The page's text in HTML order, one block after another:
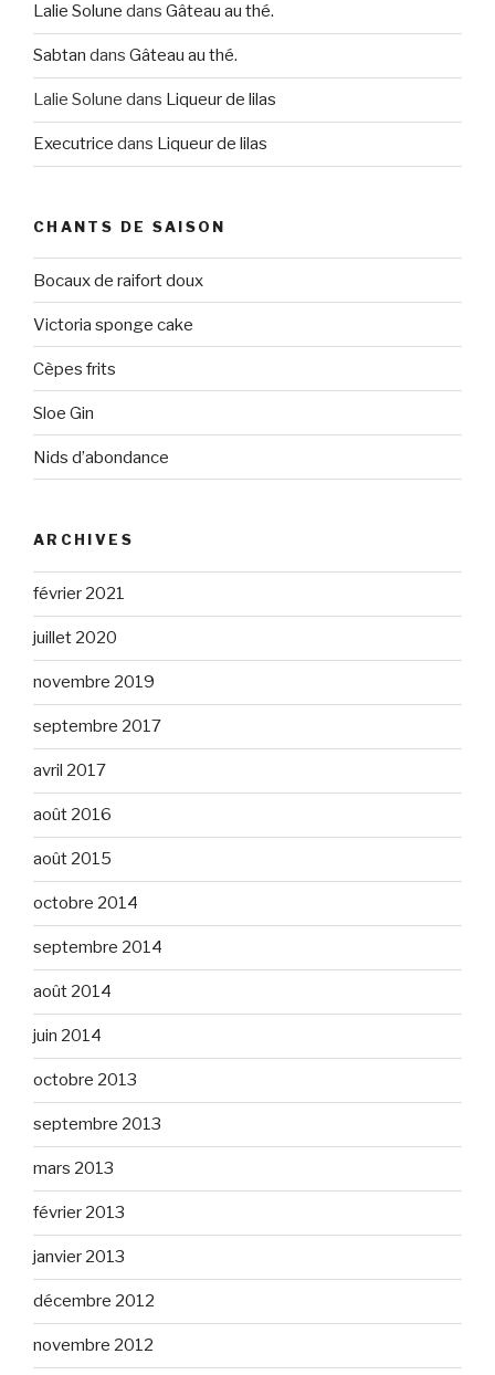
Lalie Solune dans Gâteau au thé.
Sabtan dans Gâteau au thé.
Lalie Solune dans Liqueur de lilas
Executrice dans Liqueur de lilas
CHANTS DE SAISON
Bocaux de raifort doux
Victoria sponge cake
Cèpes frits
Sloe Gin
Nids d’abondance
ARCHIVES
février 2021
juillet 2020
novembre 2019
septembre 2017
avril 2017
août 2016
août 2015
octobre 2014
septembre 2014
août 2014
juin 2014
octobre 2013
septembre 2013
mars 2013
février 2013
janvier 2013
décembre 2012
novembre 2012